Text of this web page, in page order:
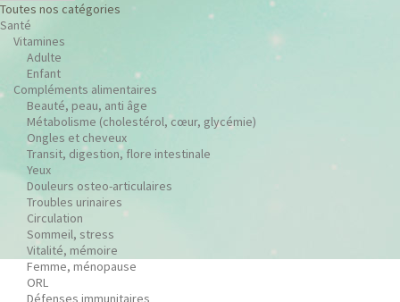
Toutes nos catégories
Santé
Vitamines
Adulte
Enfant
Compléments alimentaires
Beauté, peau, anti âge
Métabolisme (cholestérol, cœur, glycémie)
Ongles et cheveux
Transit, digestion, flore intestinale
Yeux
Douleurs osteo-articulaires
Troubles urinaires
Circulation
Sommeil, stress
Vitalité, mémoire
Femme, ménopause
ORL
Défenses immunitaires